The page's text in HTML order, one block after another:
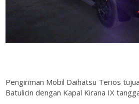
Pengiriman Mobil Daihatsu Terios
Batulicin dengan Kapal Kirana IX